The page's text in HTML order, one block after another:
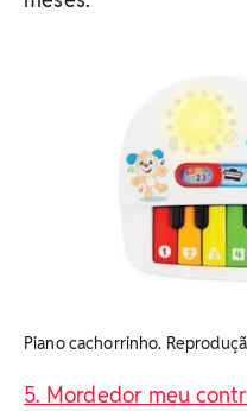
Piano cachorrinho.
5. Mordedor meu